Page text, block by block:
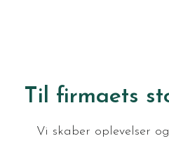
Til firmaets
Vi skaber oplevelser